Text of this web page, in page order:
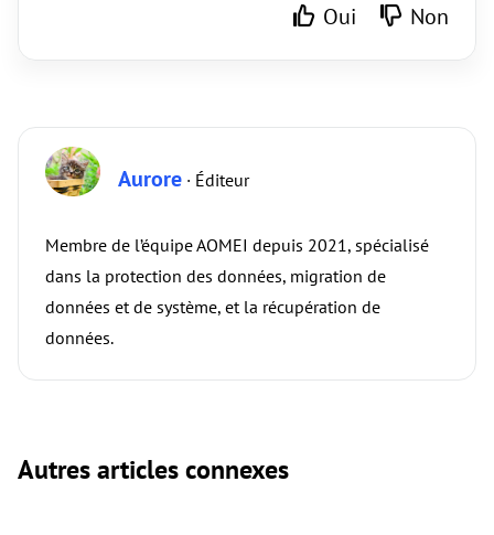
Oui Non
Aurore · Éditeur
Membre de l’équipe AOMEI depuis 2021, spécialisé
dans la protection des données, migration de
données et de système, et la récupération de
données.
Autres articles connexes